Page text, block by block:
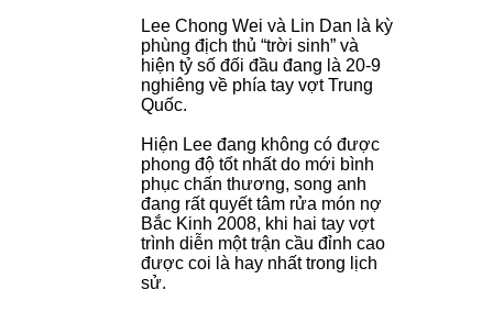
Lee Chong Wei và Lin Dan là kỳ
phùng địch thủ “trời sinh” và
hiện tỷ số đối đầu đang là 20-9
nghiêng về phía tay vợt Trung
Quốc.
Hiện Lee đang không có được
phong độ tốt nhất do mới bình
phục chấn thương, song anh
đang rất quyết tâm rửa món nợ
Bắc Kinh 2008, khi hai tay vợt
trình diễn một trận cầu đỉnh cao
được coi là hay nhất trong lịch
sử.